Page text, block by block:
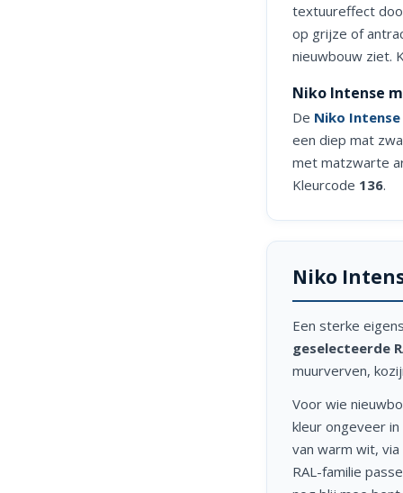
textuureffect
op grijze of
nieuwbouw ziet.
Niko Intense
De Niko
een diep mat
met matzwarte
Kleurcode 136.
Niko
Een sterke
geselecteerde
muurverven,
Voor wie
kleur ongeveer
van warm wit,
RAL-familie